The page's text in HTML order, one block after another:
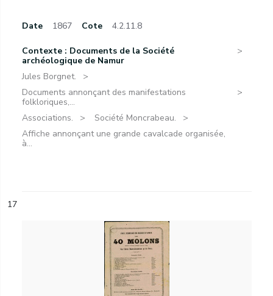
Date 1867 Cote 4.2.11.8
Contexte : Documents de la Société
archéologique de Namur
Jules Borgnet.
Documents annonçant des manifestations
folkloriques,...
Associations.
Société Moncrabeau.
Affiche annonçant une grande cavalcade organisée,
à...
17